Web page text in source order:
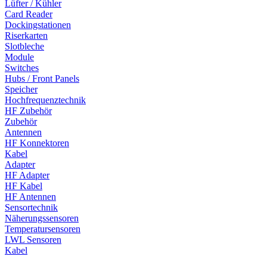
Lüfter / Kühler
Card Reader
Dockingstationen
Riserkarten
Slotbleche
Module
Switches
Hubs / Front Panels
Speicher
Hochfrequenztechnik
HF Zubehör
Zubehör
Antennen
HF Konnektoren
Kabel
Adapter
HF Adapter
HF Kabel
HF Antennen
Sensortechnik
Näherungssensoren
Temperatursensoren
LWL Sensoren
Kabel